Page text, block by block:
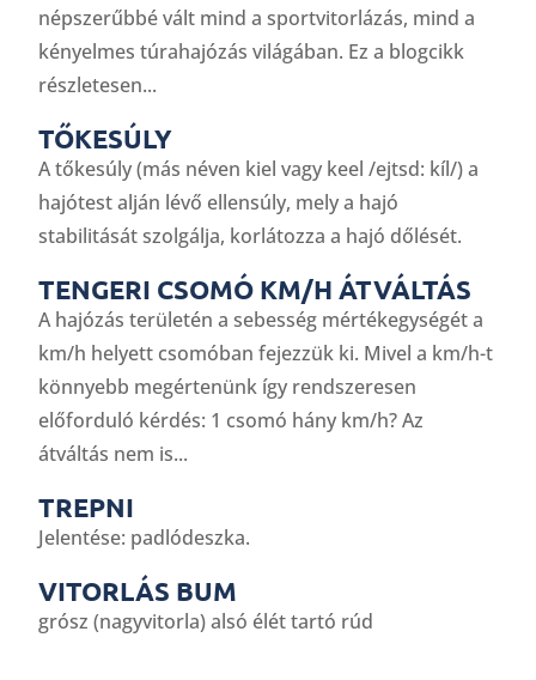
népszerűbbé vált mind a sportvitorlázás, mind a
kényelmes túrahajózás világában. Ez a blogcikk
részletesen...
TŐKESÚLY
A tőkesúly (más néven kiel vagy keel /ejtsd: kíl/) a
hajótest alján lévő ellensúly, mely a hajó
stabilitását szolgálja, korlátozza a hajó dőlését.
TENGERI CSOMÓ KM/H ÁTVÁLTÁS
A hajózás területén a sebesség mértékegységét a
km/h helyett csomóban fejezzük ki. Mivel a km/h-t
könnyebb megértenünk így rendszeresen
előforduló kérdés: 1 csomó hány km/h? Az
átváltás nem is...
TREPNI
Jelentése: padlódeszka.
VITORLÁS BUM
grósz (nagyvitorla) alsó élét tartó rúd